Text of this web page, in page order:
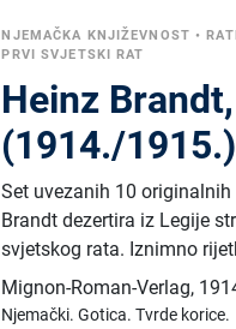
NJEMAČKA KNJIŽEVNOST •
PRVI SVJETSKI RAT
Heinz
(1914./1915.)
Set uvezanih 10
Brandt dezertira iz Legije
svjetskog rata. Iznimno
Mignon-Roman-Verlag,
Njemački.Gotica.Tvrde korice.